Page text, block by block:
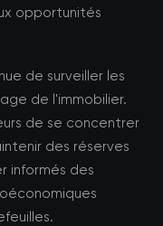
opportunités
de surveiller les
de l'immobilier.
de se concentrer
des réserves
informés des